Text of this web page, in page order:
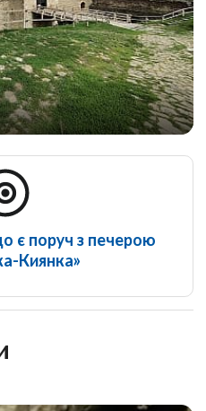
є поруч з печерою
Киянка»